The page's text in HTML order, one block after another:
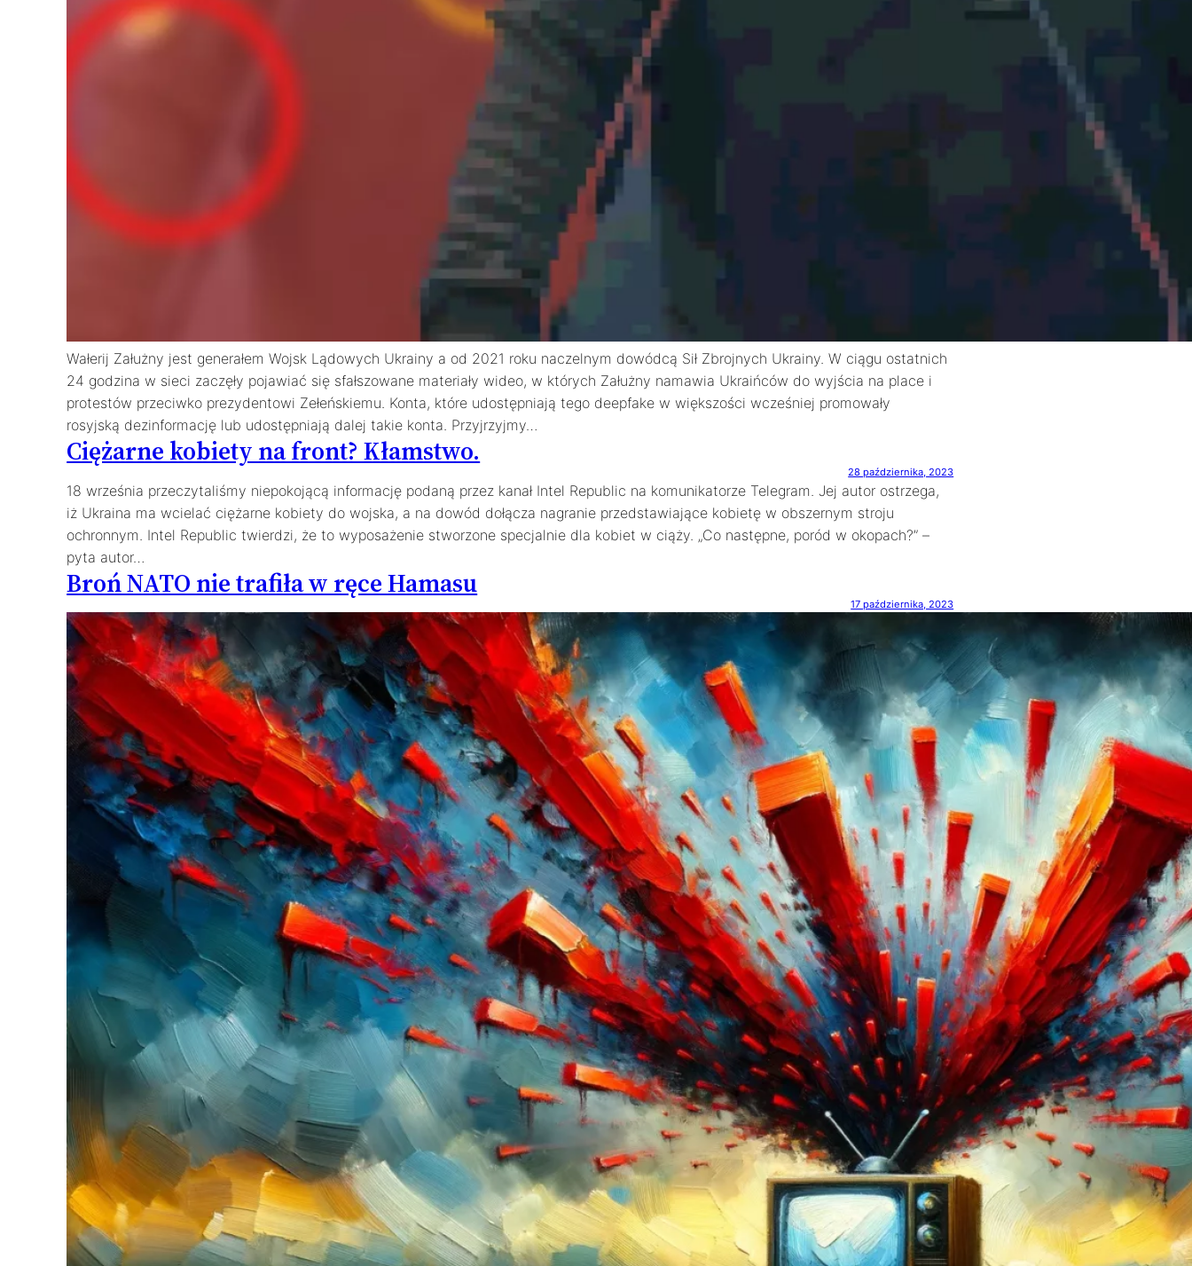
Wałerij Załużny jest generałem Wojsk Lądowych Ukrainy a od 2021 roku naczelnym dowódcą Sił Zbrojnych Ukrainy. W ciągu ostatnich
24 godzina w sieci zaczęły pojawiać się sfałszowane materiały wideo, w których Załużny namawia Ukraińców do wyjścia na place i
protestów przeciwko prezydentowi Zełeńskiemu. Konta, które udostępniają tego deepfake w większości wcześniej promowały
rosyjską dezinformację lub udostępniają dalej takie konta. Przyjrzyjmy…
Ciężarne kobiety na front? Kłamstwo.
28 października, 2023
18 września przeczytaliśmy niepokojącą informację podaną przez kanał Intel Republic na komunikatorze Telegram. Jej autor ostrzega,
iż Ukraina ma wcielać ciężarne kobiety do wojska, a na dowód dołącza nagranie przedstawiające kobietę w obszernym stroju
ochronnym. Intel Republic twierdzi, że to wyposażenie stworzone specjalnie dla kobiet w ciąży. „Co następne, poród w okopach?” –
pyta autor…
Broń NATO nie trafiła w ręce Hamasu
17 października, 2023